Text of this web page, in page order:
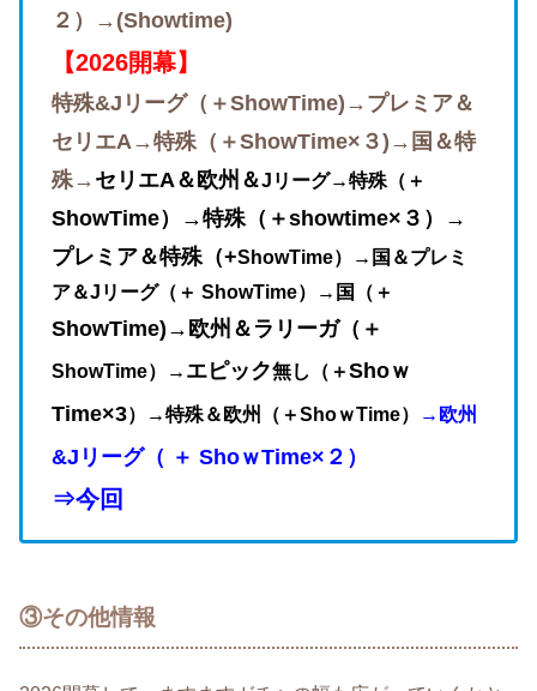
２）→(Showtime)
【2026開幕】
特殊&Jリーグ（＋ShowTime) →プレミア＆
セリエA→特殊（＋ShowTime×３)→国＆特
殊→ セリエA＆欧州＆Jリーグ→特殊（＋
ShowTime）→特殊（＋showtime×３）→
プレミア＆特殊（+ShowTime）→国＆プレミ
ア＆Jリーグ（＋ ShowTime）
→国（＋
ShowTime)→欧州＆ラリーガ（＋
ShowTime） → エピック無し（＋Shoｗ
Time×3）→特殊＆欧州（＋ShoｗTime） →欧州
&Jリーグ（ ＋ ShoｗTime×２）
⇒今回
③その他情報